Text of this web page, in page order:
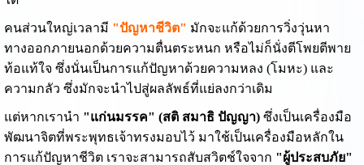
คนส่วนใหญ่เวลามี "ปัญหาชีวิต" มักจะแก้ด้วยการวิ่งวุ่นหา
ทางออกภายนอกด้วยความตื่นตระหนก หรือไม่ก็นั่งตีโพยตีพาย
ท้อแท้ใจ ซึ่งนั่นเป็นการแก้ปัญหาด้วยความหลง (โมหะ) และ
ความกลัว ซึ่งมักจะนำไปสู่ผลลัพธ์ที่แย่ลงกว่าเดิม
แต่หากเรานำ "แก่นมรรค" (สติ สมาธิ ปัญญา)ซึ่งเป็นเครื่องมือ
พัฒนาจิตที่พระพุทธเจ้าทรงมอบไว้ มาใช้เป็นเครื่องมือหลักใน
การแก้ปัญหาชีวิต เราจะสามารถสับสวิตช์ใจจาก "ผู้ประสบภัย"